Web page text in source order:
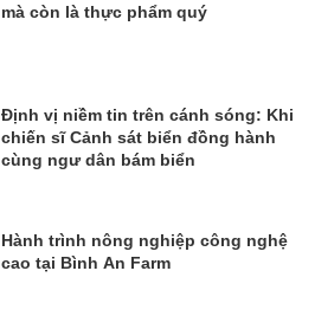
mà còn là thực phẩm quý
Định vị niềm tin trên cánh sóng: Khi
chiến sĩ Cảnh sát biển đồng hành
cùng ngư dân bám biển
Hành trình nông nghiệp công nghệ
cao tại Bình An Farm